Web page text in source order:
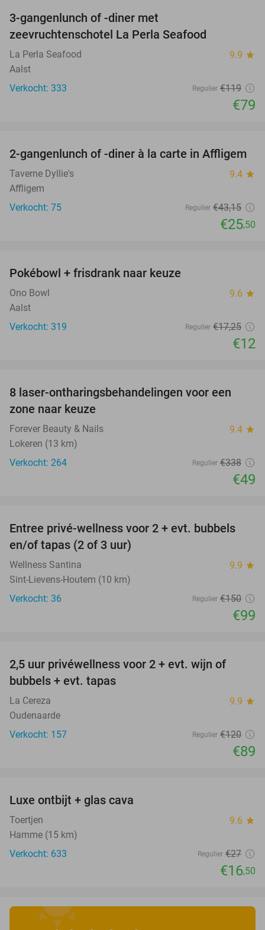
3-gangenlunch of -diner met
zeevruchtenschotel La Perla Seafood
La Perla Seafood 9.9 star
Aalst
Verkocht: 333
Regulier €119
€79
41%
2-gangenlunch of -diner à la carte in Affligem
Taverne Dyllie's 9.4 star
Affligem
Verkocht: 75
Regulier €43,15
€25,50
Pokébowl + frisdrank naar keuze
Ono Bowl 9.6 star
Aalst
Verkocht: 319
Regulier €17,25
€12
86%
8 laser-ontharingsbehandelingen voor een
zone naar keuze
Forever Beauty & Nails 9.4 star
Lokeren (13 km)
Verkocht: 264
Regulier €338
€49
34%
Entree privé-wellness voor 2 + evt. bubbels
en/of tapas (2 of 3 uur)
Wellness Santina 9.9 star
Sint-Lievens-Houtem (10 km)
Verkocht: 36
Regulier €150
€99
2,5 uur privéwellness voor 2 + evt. wijn of
bubbels + evt. tapas
La Cereza 9.9 star
Oudenaarde
Verkocht: 157
Regulier €120
€89
Luxe ontbijt + glas cava
Toertjen 9.6 star
Hamme (15 km)
Verkocht: 633
Regulier €27
€16,50